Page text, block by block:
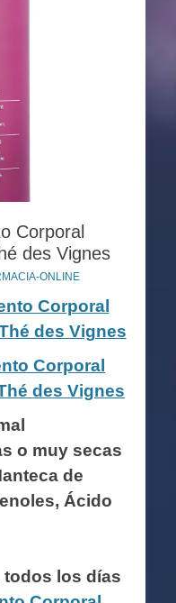
Corporal
des Vignes
ONLINE
Corporal
des Vignes
o muy secas
de
Ácido
todos los días